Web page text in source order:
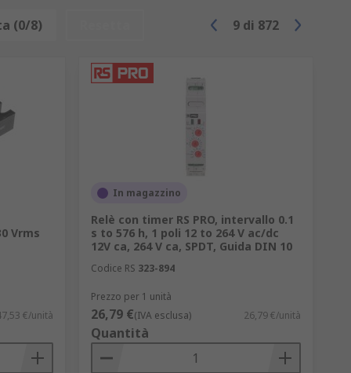
di segnali ad alta frequenza, come
tensioni elevate. La loro efficienza
ideali per applicazioni di
luci, gestione carichi elettrici
come sistemi di controllo
in applicazioni di telecomunicazioni,
e sistemi di controllo che
ed elettroniche che richiedono
richiedono tensione più elevata.
(0/8) 9 di 872
Vrms
€/unità
In magazzino
Relè con timer RS PRO, intervallo 0.1
s to 576 h, 1 poli 12 to 264 V ac/dc
12V ca, 264 V ca, SPDT, Guida DIN 10
Codice RS 323-894
Prezzo per 1 unità
26,79 €(IVA esclusa) 26,79 €/unità
Quantità